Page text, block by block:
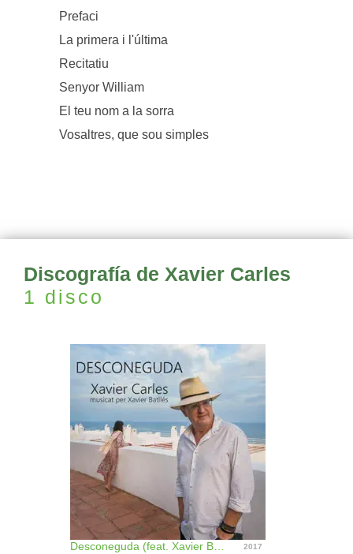
Prefaci
La primera i l'última
Recitatiu
Senyor William
El teu nom a la sorra
Vosaltres, que sou simples
Discografía de Xavier Carles
1 disco
2017